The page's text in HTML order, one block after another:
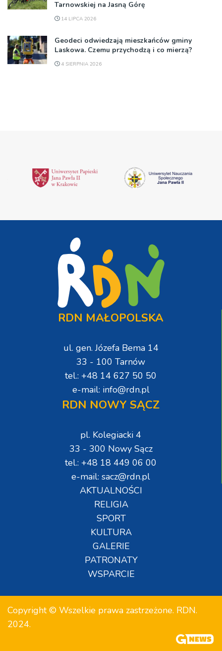
Tarnowskiej na Jasną Górę
14 LIPCA 2026
Geodeci odwiedzają mieszkańców gminy
Laskowa. Czemu przychodzą i co mierzą?
4 SIERPNIA 2026
RDN MAŁOPOLSKA
ul. gen. Józefa Bema 14
33 - 100 Tarnów
tel.: +48 14 627 50 50
e-mail: info@rdn.pl
RDN NOWY SĄCZ
pl. Kolegiacki 4
33 - 300 Nowy Sącz
tel.: +48 18 449 06 00
e-mail: sacz@rdn.pl
AKTUALNOŚCI
RELIGIA
SPORT
KULTURA
GALERIE
PATRONATY
WSPARCIE
Copyright © Wszelkie prawa zastrzeżone. RDN.
2024.